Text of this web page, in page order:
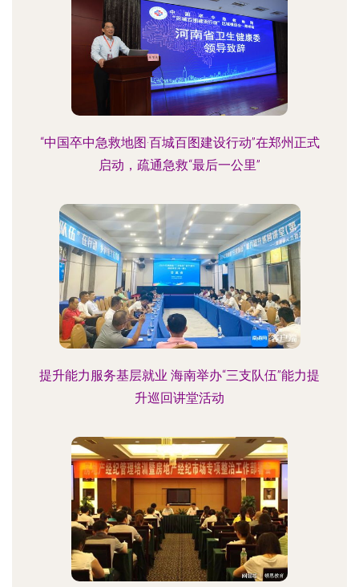
“中国卒中急救地图·百城百图建设行动”在郑州正式
启动，疏通急救“最后一公里”
提升能力服务基层就业 海南举办“三支队伍”能力提
升巡回讲堂活动